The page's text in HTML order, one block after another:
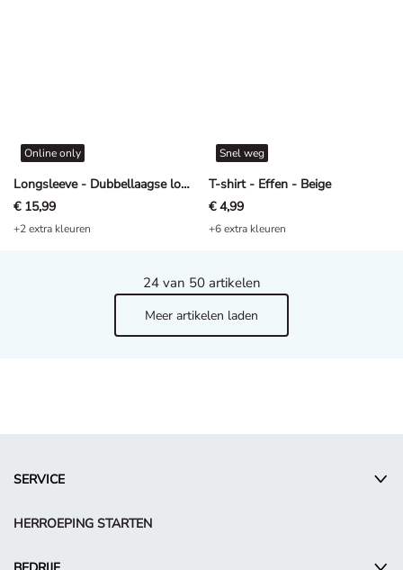
Longsleeve - Dubbellaagse look - Off-White
Online only
€ 15,99
+2 extra kleuren
T-shirt - Effen - Beige
Snel weg
€ 4,99
+6 extra kleuren
24van 50 artikelen
Meer artikelen laden
SERVICE
HERROEPING STARTEN